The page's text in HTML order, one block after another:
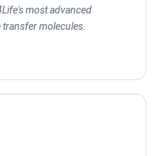
most advanced
molecules.